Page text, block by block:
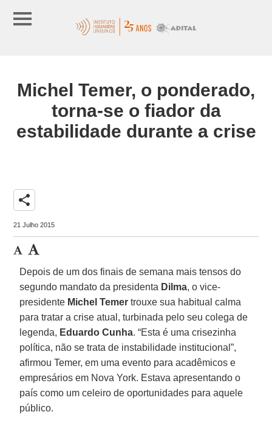
Michel Temer, o ponderado,
torna-se o fiador da
estabilidade durante a crise
share
21 Julho 2015
Depois de um dos finais de semana mais tensos do
segundo mandato da presidenta Dilma, o vice-
presidente Michel Temer trouxe sua habitual calma
para tratar a crise atual, turbinada pelo seu colega de
legenda, Eduardo Cunha. “Esta é uma crisezinha
política, não se trata de instabilidade institucional”,
afirmou Temer, em uma evento para acadêmicos e
empresários em Nova York. Estava apresentando o
país como um celeiro de oportunidades para aquele
público.